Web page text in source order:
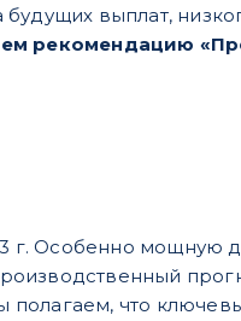
выплат,
рекомендацию
г. Особенно мощную
полагаем, что